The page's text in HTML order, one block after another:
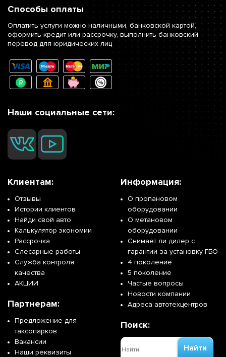
Способы оплаты
Оплатить услуги можно наличными, банковской картой,
оформить кредит или рассрочку, выполнить банковский
перевод для юридических лиц
Наши социальные сети:
Клиентам:
Отзывы
Истории клиентов
Найди свой авто
Калькулятор экономии
Рассрочка
Слесарные работы
Служба контроля
качества
АКЦИИ
Партнерам:
Предложение для
таксопарков
Вакансии
Наши реквизиты
Информация:
О пропановом
оборудовании
О метановом
оборудовании
Снимает ли дилер с
гарантии за установку ГБО
4 поколение
5 поколение
Частые вопросы
Новости компании
Адреса автотехцентров
Поиск:
Найти